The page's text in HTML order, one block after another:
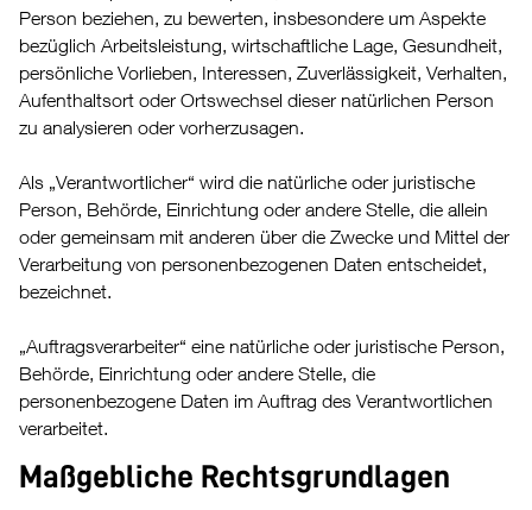
Person beziehen, zu bewerten, insbesondere um Aspekte
bezüglich Arbeitsleistung, wirtschaftliche Lage, Gesundheit,
persönliche Vorlieben, Interessen, Zuverlässigkeit, Verhalten,
Aufenthaltsort oder Ortswechsel dieser natürlichen Person
zu analysieren oder vorherzusagen.
Als „Verantwortlicher“ wird die natürliche oder juristische
Person, Behörde, Einrichtung oder andere Stelle, die allein
oder gemeinsam mit anderen über die Zwecke und Mittel der
Verarbeitung von personenbezogenen Daten entscheidet,
bezeichnet.
„Auftragsverarbeiter“ eine natürliche oder juristische Person,
Behörde, Einrichtung oder andere Stelle, die
personenbezogene Daten im Auftrag des Verantwortlichen
verarbeitet.
Maßgebliche Rechtsgrundlagen